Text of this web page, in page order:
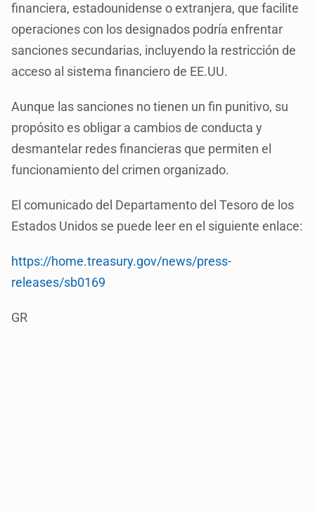
financiera, estadounidense o extranjera, que facilite
operaciones con los designados podría enfrentar
sanciones secundarias, incluyendo la restricción de
acceso al sistema financiero de EE.UU.
Aunque las sanciones no tienen un fin punitivo, su
propósito es obligar a cambios de conducta y
desmantelar redes financieras que permiten el
funcionamiento del crimen organizado.
El comunicado del Departamento del Tesoro de los
Estados Unidos se puede leer en el siguiente enlace:
https://home.treasury.gov/news/press-
releases/sb0169
GR